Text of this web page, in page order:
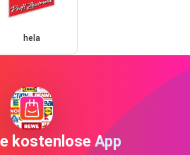
hela
kostenlose App